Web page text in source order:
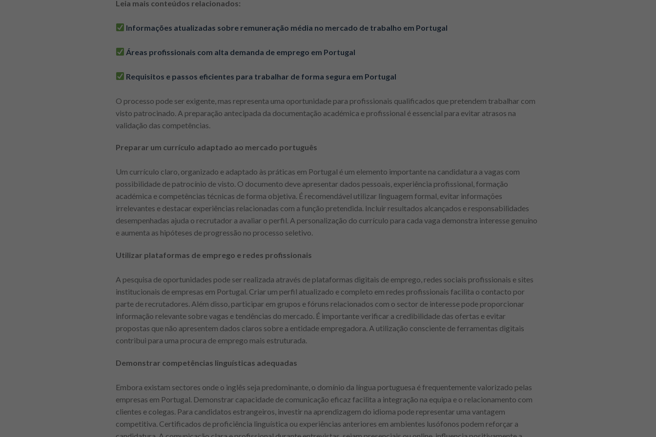
Leia mais conteúdos relacionados:
Informações atualizadas sobre remuneração média no mercado de trabalho em Portugal
Áreas profissionais com alta demanda de emprego em Portugal
Requisitos e passos eficientes para trabalhar de forma segura em Portugal
O processo pode ser exigente, mas representa uma oportunidade para profissionais qualificados que pretendem trabalhar com
visto patrocinado. A preparação antecipada da documentação académica e profissional é essencial para evitar atrasos na
validação das competências.
Preparar um currículo adaptado ao mercado português
Um currículo claro, organizado e adaptado às práticas em Portugal é um elemento importante na candidatura a vagas com
possibilidade de patrocínio de visto. O documento deve apresentar dados pessoais, experiência profissional, formação
académica e competências técnicas de forma objetiva. É recomendável utilizar linguagem formal, evitar informações
irrelevantes e destacar experiências relacionadas com a função pretendida. Incluir resultados alcançados e responsabilidades
desempenhadas ajuda o recrutador a avaliar o perfil. A personalização do currículo para cada vaga demonstra interesse genuíno
e aumenta as hipóteses de progressão no processo seletivo.
Utilizar plataformas de emprego e redes profissionais
A pesquisa de oportunidades pode ser realizada através de plataformas digitais de emprego, redes sociais profissionais e sites
institucionais de empresas em Portugal. Criar um perfil atualizado e completo em redes profissionais facilita o contacto por
parte de recrutadores. Além disso, participar em grupos e fóruns relacionados com o sector de interesse pode proporcionar
informação relevante sobre vagas e tendências do mercado. É importante verificar a credibilidade das ofertas e evitar
propostas que não apresentem dados claros sobre a entidade empregadora. A utilização consciente de ferramentas digitais
contribui para uma procura de emprego mais estruturada.
Demonstrar competências linguísticas adequadas
Embora existam sectores onde o inglês seja predominante, o domínio da língua portuguesa é frequentemente valorizado pelas
empresas em Portugal. Demonstrar capacidade de comunicação eficaz facilita a integração na equipa e o relacionamento com
clientes e colegas. Para candidatos estrangeiros, investir na aprendizagem do idioma pode representar uma vantagem
competitiva. Certificados de proficiência linguística ou experiências anteriores em ambientes lusófonos podem reforçar a